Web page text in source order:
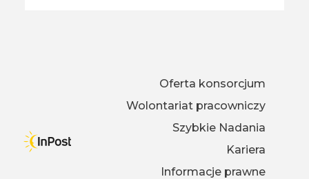
Oferta konsorcjum
Wolontariat pracowniczy
Szybkie Nadania
Kariera
Informacje prawne